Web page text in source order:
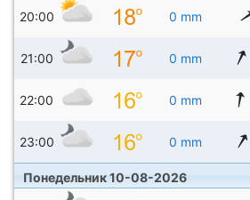
20:00 0 mm
21:00 0 mm
22:00 0 mm
23:00 0 mm
Понедельник 10-08-2026